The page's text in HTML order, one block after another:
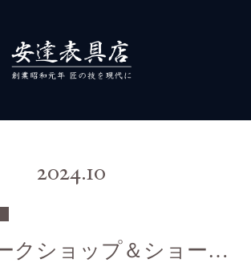
2024.10
体験型ワークショップ＆ショールーム近日オープン